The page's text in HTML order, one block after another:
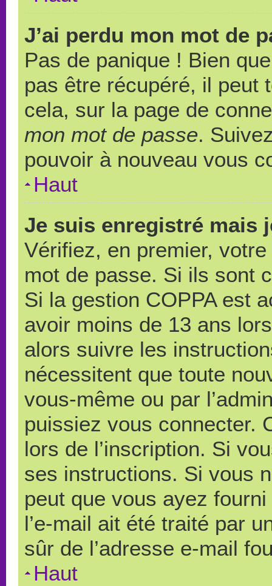
J’ai perdu mon mot de
Pas de panique ! Bien
pas être récupéré, il peut
cela, sur la page de
mon mot de passe.
pouvoir à nouveau vous
Haut
Je suis enregistré mais
Vérifiez, en premier,
mot de passe. Si ils sont
Si la gestion COPPA est
avoir moins de 13 ans
alors suivre les
nécessitent que toute
vous-même ou par
puissiez vous connecter.
lors de l’inscription. Si
ses instructions. Si vous
peut que vous ayez
l’e-mail ait été traité par
sûr de l’adresse e-mail
Haut